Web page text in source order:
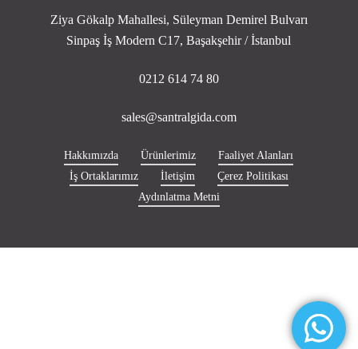
Ziya Gökalp Mahallesi, Süleyman Demirel Bulvarı
Sinpaş İş Modern C17, Başakşehir / İstanbul
0212 614 74 80
sales@santralgida.com
Hakkımızda Ürünlerimiz
Faaliyet Alanları
İş Ortaklarımız
İletişim
Çerez Politikası
Aydınlatma Metni